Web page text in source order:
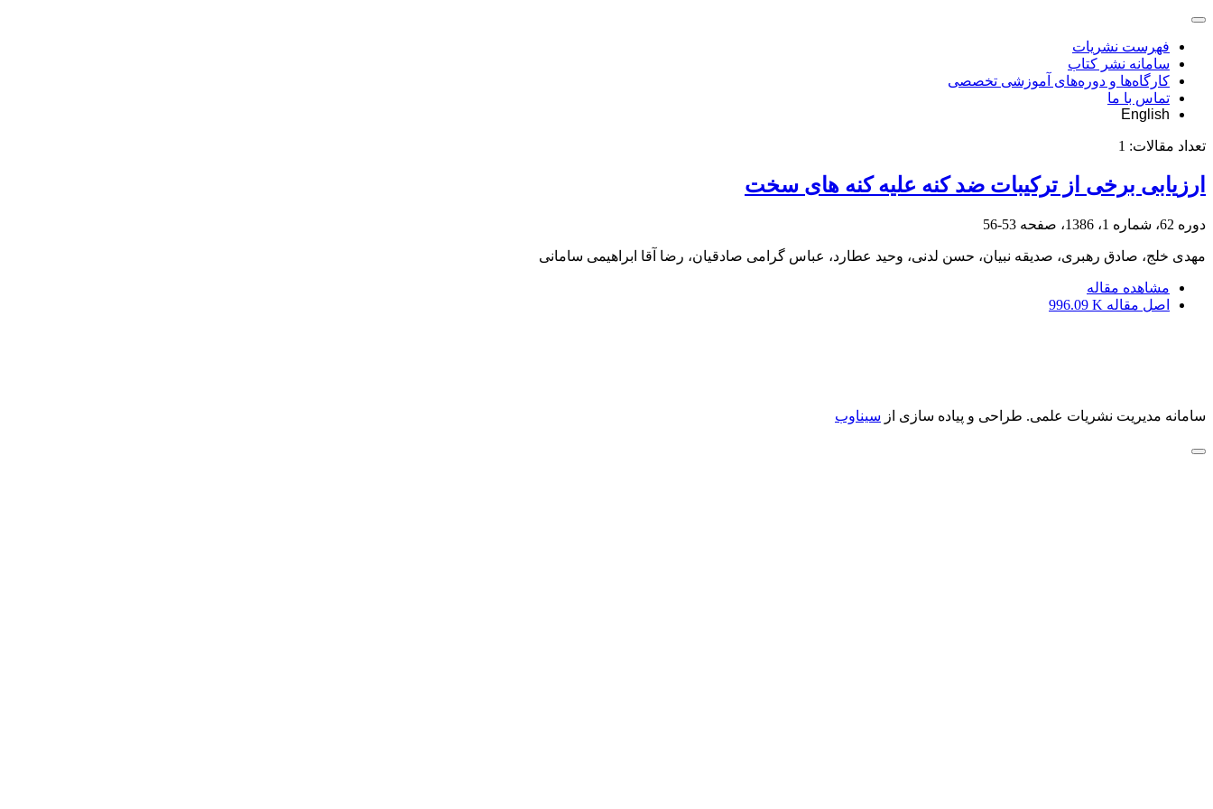
فهرست نشریات
سامانه نشر کتاب
کارگاه‌ها و دوره‌های آموزشی تخصصی
تماس با ما
English
تعداد مقالات: 1
ارزیابی برخی از ترکیبات ضد کنه علیه کنه های سخت
دوره 62، شماره 1، 1386، صفحه 53-56
مهدی خلج، صادق رهبری، صدیقه نبیان، حسن لدنی، وحید عطارد، عباس گرامی صادقیان، رضا آقا ابراهیمی سامانی
مشاهده مقاله
اصل مقاله 996.09 K
سامانه مدیریت نشریات علمی. طراحی و پیاده سازی از سیناوب